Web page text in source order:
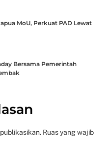
MoU, Perkuat PAD Lewat
Bersama Pemerintah
Ruas yang wajib